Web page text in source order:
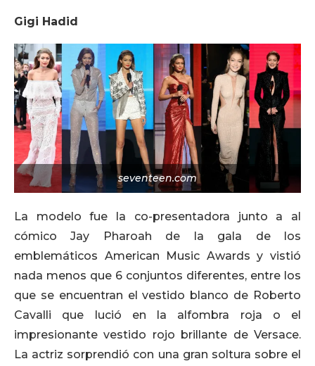
Gigi Hadid
seventeen.com
La modelo fue la co-presentadora junto a al
cómico Jay Pharoah de la gala de los
emblemáticos American Music Awards y vistió
nada menos que 6 conjuntos diferentes, entre los
que se encuentran el vestido blanco de Roberto
Cavalli que lució en la alfombra roja o el
impresionante vestido rojo brillante de Versace.
La actriz sorprendió con una gran soltura sobre el